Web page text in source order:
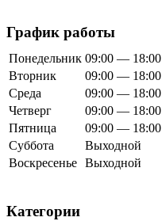
График работы
Понедельник 09:00 — 18:00
Вторник
09:00 — 18:00
Среда
09:00 — 18:00
Четверг
09:00 — 18:00
Пятница
09:00 — 18:00
Суббота
Выходной
Воскресенье Выходной
Категории